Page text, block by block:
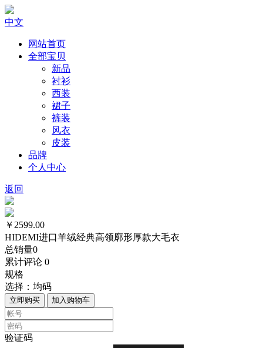
中文
网站首页
全部宝贝
新品
衬衫
西装
裙子
裤装
风衣
皮装
品牌
个人中心
返回
￥2599.00
HIDEMI进口羊绒经典高领廓形厚款大毛衣
总销量0
累计评论 0
规格
选择： 均码
立即购买 加入购物车
验证码